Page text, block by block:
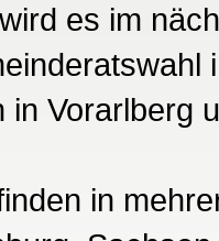
es im
in Vorarlberg
in